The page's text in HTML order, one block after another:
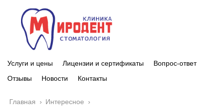
Услуги и цены Лицензии и сертификаты
Вопрос-ответ
Отзывы
Новости Контакты
Главная › Интересное ›